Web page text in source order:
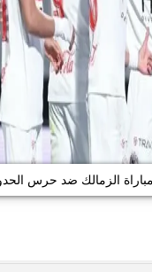
مباراة الزمالك ضد حرس